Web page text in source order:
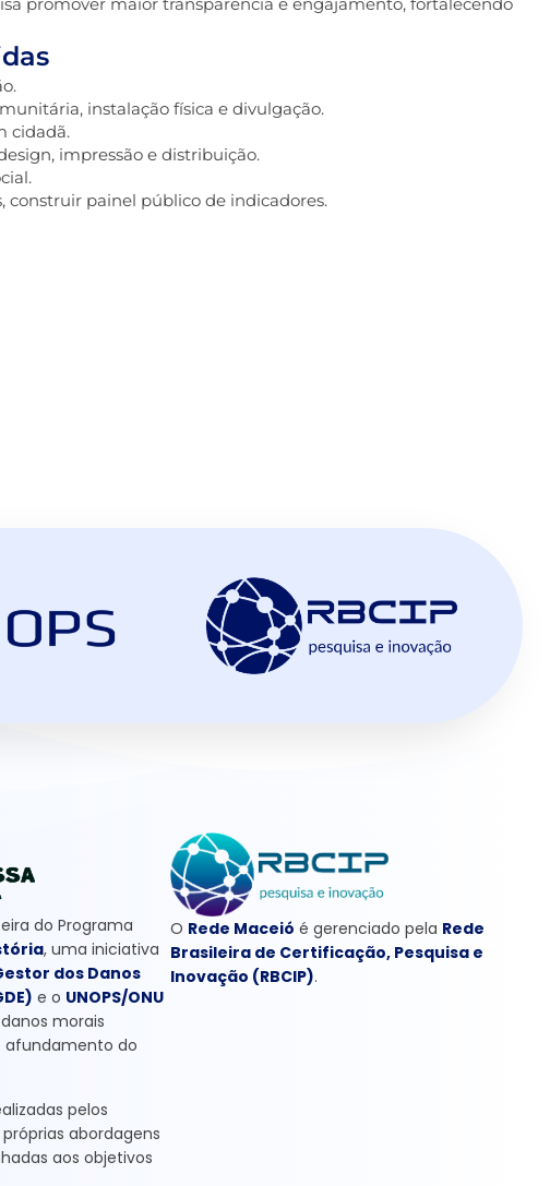
promover maior transparência e engajamento, fortalecendo
instalação física e divulgação.
cidadã.
impressão e distribuição.
construir painel público de indicadores.
do Programa
, uma iniciativa
dos Danos
e o UNOPS/ONU
morais
afundamento do
pelos
abordagens
aos objetivos
O Rede Maceió é gerenciado pela Rede
Brasileira de Certificação, Pesquisa e
Inovação (RBCIP).